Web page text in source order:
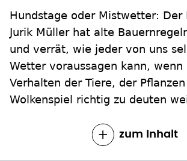
Hundstage oder Mistwetter: Der
Jurik Müller hat alte
und verrät, wie jeder von uns
Wetter voraussagen kann, wenn
Verhalten der Tiere, der
Wolkenspiel richtig zu deuten
zum Inhalt